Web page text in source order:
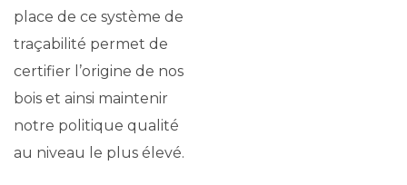
place de ce système de
traçabilité permet de
certifier l’origine de nos
bois et ainsi maintenir
notre politique qualité
au niveau le plus élevé.